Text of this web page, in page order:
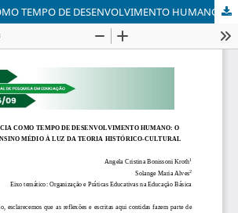
TEMPO DE DESENVOLVIMENTO HUMANO